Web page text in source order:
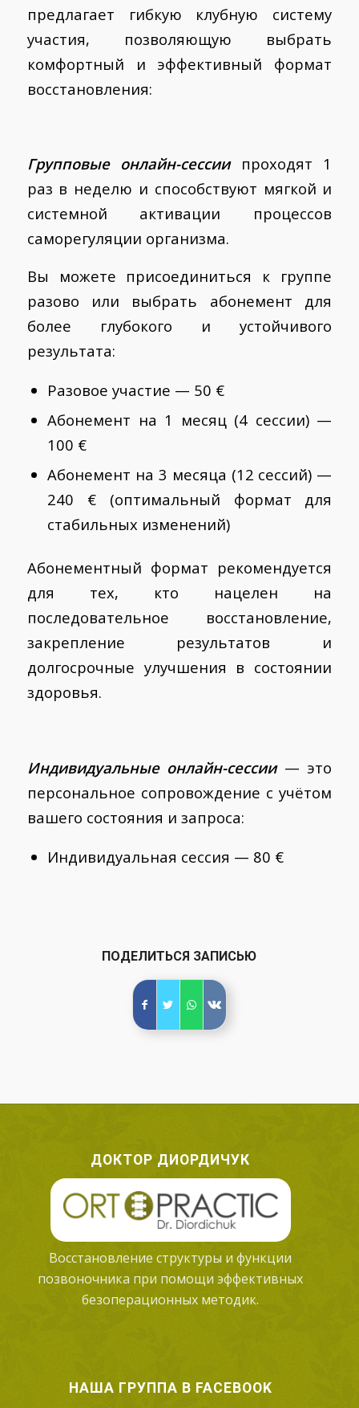
предлагает гибкую клубную систему
участия, позволяющую выбрать
комфортный и эффективный формат
восстановления:
Групповые онлайн-сессиипроходят 1
раз в неделю и способствуют мягкой и
системной активации процессов
саморегуляции организма.
Вы можете присоединиться к группе
разово или выбрать абонемент для
более глубокого и устойчивого
результата:
Разовое участие — 50 €
Абонемент на 1 месяц (4 сессии) —
100 €
Абонемент на 3 месяца (12 сессий) —
240 € (оптимальный формат для
стабильных изменений)
Абонементный формат рекомендуется
для тех, кто нацелен на
последовательное восстановление,
закрепление результатов и
долгосрочные улучшения в состоянии
здоровья.
Индивидуальные онлайн-сессии— это
персональное сопровождение с учётом
вашего состояния и запроса:
Индивидуальная сессия — 80 €
ПОДЕЛИТЬСЯ ЗАПИСЬЮ
ДОКТОР ДИОРДИЧУК
Восстановление структуры и функции
позвоночника при помощи эффективных
безоперационных методик.
НАША ГРУППА В FACEBOOK